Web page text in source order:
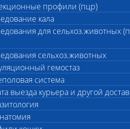
профили (пцр)
кала
для сельхоз.животных
сельхоз.животных
гемостаз
система
выезда курьера и другой
исследованию
должно проводиться
от 8 часов)
материала:
терапии глюконатом Са